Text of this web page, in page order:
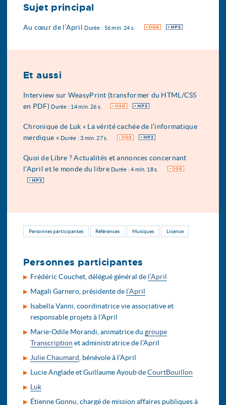
Sujet principal
Au cœur de l’April Durée : 56 min. 24 s. OGG MP3
Et aussi
Interview sur WeasyPrint (transformer du HTML/CSS
en PDF) Durée : 14 min. 26 s. OGG MP3
Chronique de Luk « La vérité cachée de l’informatique
merdique » Durée : 3 min. 27 s. OGG MP3
Quoi de Libre ? Actualités et annonces concernant
l’April et le monde du libre Durée : 4 min. 18 s. OGG
MP3
Personnes participantes Références Musiques Licence
Personnes participantes
Frédéric Couchet, délégué général de l’April
Magali Garnero, présidente de l’April
Isabella Vanni, coordinatrice vie associative et
responsable projets à l’April
Marie-Odile Morandi, animatrice du groupe
Transcription et administratrice de l’April
Julie Chaumard , bénévole à l’April
Lucie Anglade et Guillaume Ayoub deCourtBouillon
Luk
Étienne Gonnu, chargé de mission affaires publiques à